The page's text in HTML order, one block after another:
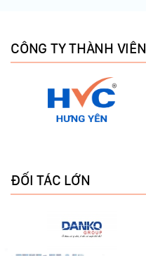
CÔNG TY THÀNH VIÊN
ĐỐI TÁC LỚN